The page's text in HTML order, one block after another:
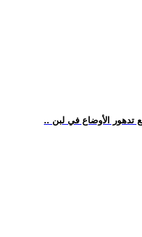
تدهور الأوضاع في لبن